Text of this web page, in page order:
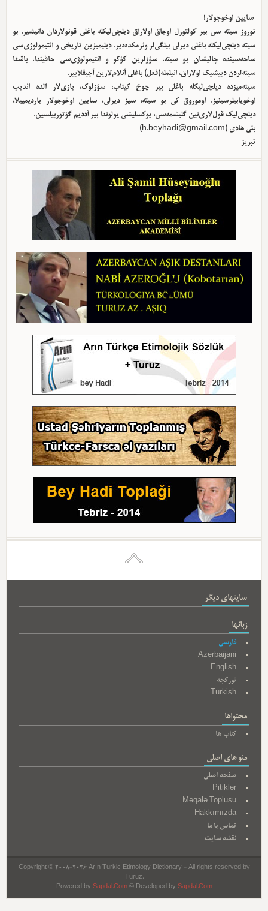
سایین اوخوجولار!
توروز سیته سی بیر کولتورل اوجاق اولا‌راق دیلچی‌لیکله باغلی قونولاردان دانیشیر. بو
سیته دیلچی‌لیکله باغلی دیرلی بیلگی‌لر وئرمکده‌دیر. دیلیمیزین تاریخی و ائتیمولوژی‌سی
ساحه‌سینده چالیشان بو سیته، سؤزلرین کؤکو و ائتیمولوژی‌سی حاقیندا، باشقا
سیته‌لردن دییشیک اولا‌راق، ائیلمله(فعل) باغلی آنلام‌لارین آچیقلاییر.
سیته‌میزده دیلچی‌لیکله باغلی بیر چوخ کیتاب، سؤزلوک، یازی‌لار الده ائدیب
اوخویابیلرسینیز. اوموروق کی بو سیته، سیز دیرلی، سایین اوخوجولار یاردیمییلا،
دیلچی‌لیک قول‌لاری‌نین گلیشمه‌سی، یوکسلیشی یولوندا بیر آددیم گؤتوربیلسین.
بئی هادی (h.beyhadi@gmail.com
)
تبریز
سایتهای دیگر
زبانها
فارسی
Azerbaijani
English
تورکجه
Turkish
محتواها
کتاب ها
منو های اصلی
صفحه اصلی
Pitiklər
Məqalə Toplusu
Hakkımızda
تماس با ما
نقشه سایت
Copyright © 2008-2026 Arın Turkic Etimology Dictionary - All rights reserved by
Turuz.
Powered by Sapdal.Com© Developed by Sapdal.Com